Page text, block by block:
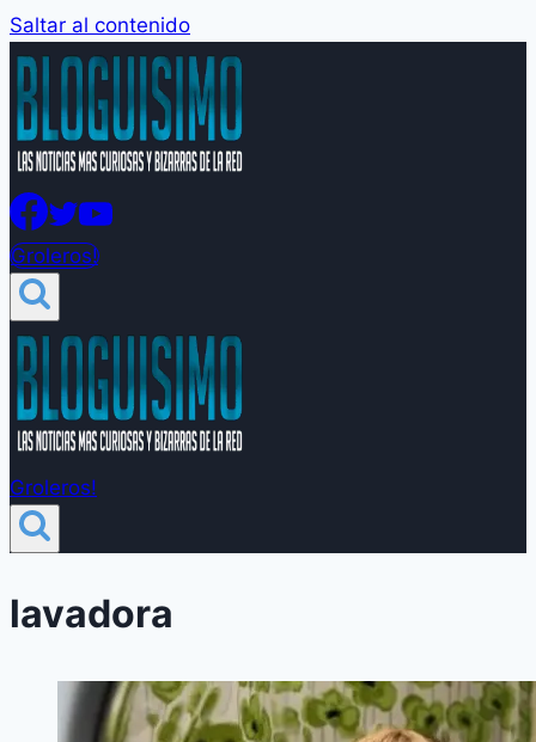
Saltar al contenido
Groleros!
Groleros!
lavadora